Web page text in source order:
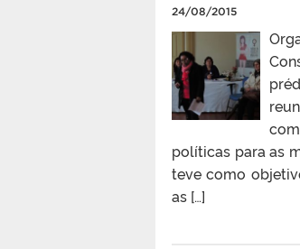
24/08/2015
políticas para as
teve como
as […]